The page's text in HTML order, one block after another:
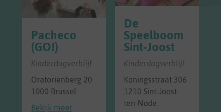
Pacheco
(GO!)
Kinderdagverblijf
Oratoriënberg 20
1000 Brussel
Bekijk meer
De
Speelboom
Sint-Joost
Kinderdagverblijf
Koningsstraat 306
1210 Sint-Joost-
ten-Node